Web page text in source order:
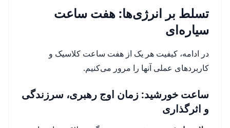
تسلط بر انرژی‌ها: هفت ساعت
سیاره‌ای
در ادامه، کیفیت هر یک از هفت ساعت کلاسیک و
کاربردهای عملی آنها را مرور می‌کنیم.
ساعت خورشید: زمان اوج رهبری، سرزندگی
و اثرگذاری